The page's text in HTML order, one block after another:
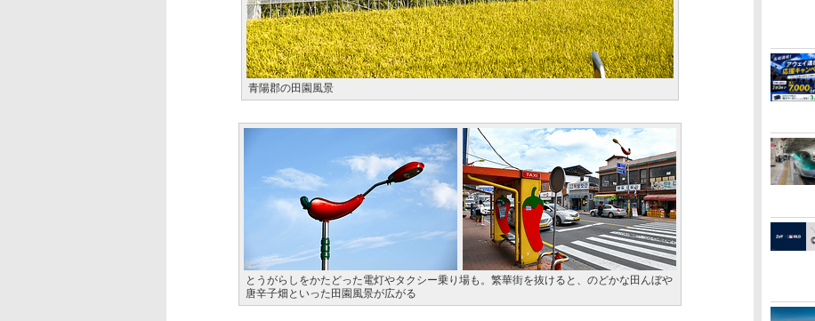
青陽郡の田園風景
とうがらしをかたどった電灯やタクシー乗り場も。繁華街を抜けると、のどかな田んぼや
唐辛子畑といった田園風景が広がる